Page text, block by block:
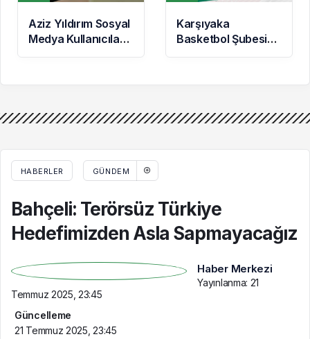
Aziz Yıldırım Sosyal
Medya Kullanıcıları
Hakkında Suç
Bulundu
Karşıyaka
Basketbol Şubesi
İçin ‘Can Suyu’
Başlatıldı: İlk Destek
HABERLER GÜNDEM
Bahçeli: Terörsüz Türkiye
Hedefimizden Asla Sapmayacağız
Haber Merkezi
Yayınlanma: 21
Temmuz 2025, 23:45
Güncelleme
21 Temmuz 2025, 23:45